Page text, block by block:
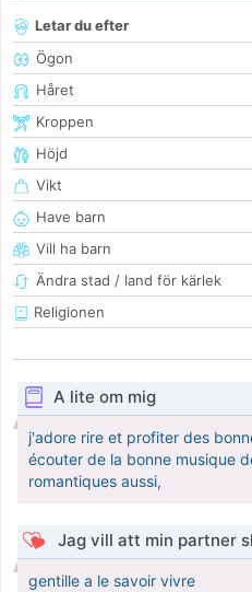
Letar du efter
Ögon
Håret
Kroppen
Höjd
Vikt
Have barn
Vill ha barn
Ändra stad / land för kärlek
Religionen
A lite om mig
j'adore rire et profiter des
écouter de la bonne musique
romantiques aussi,
Jag vill att min partner
gentille a le savoir vivre